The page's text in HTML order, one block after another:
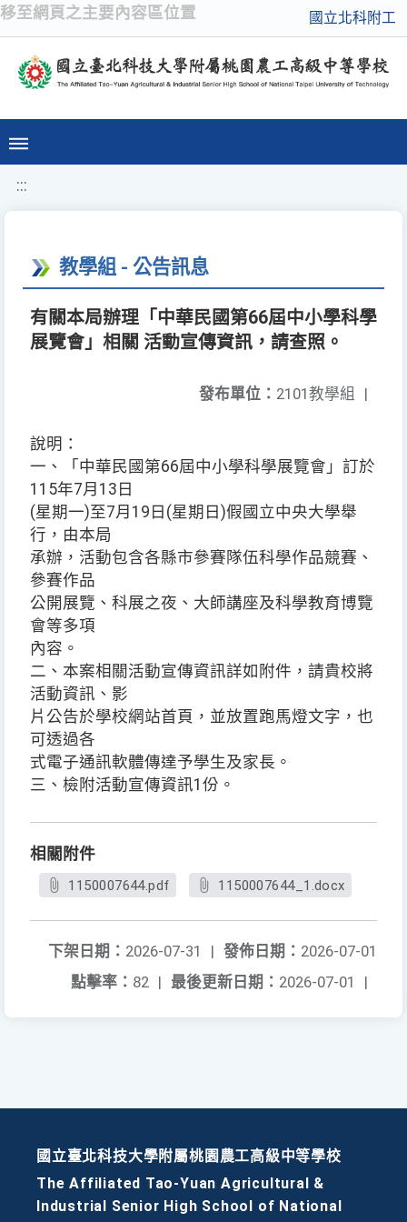
移至網頁之主要內容區位置 國立北科附工
:::
教學組 - 公告訊息
有關本局辦理「中華民國第66屆中小學科學
展覽會」相關 活動宣傳資訊，請查照。
發布單位： 2101教學組 |
說明：
一、「中華民國第66屆中小學科學展覽會」訂於
115年7月13日
(星期一)至7月19日(星期日)假國立中央大學舉
行，由本局
承辦，活動包含各縣市參賽隊伍科學作品競賽、
參賽作品
公開展覽、科展之夜、大師講座及科學教育博覽
會等多項
內容。
二、本案相關活動宣傳資訊詳如附件，請貴校將
活動資訊、影
片公告於學校網站首頁，並放置跑馬燈文字，也
可透過各
式電子通訊軟體傳達予學生及家長。
三、檢附活動宣傳資訊1份。
相關附件
1150007644.pdf 1150007644_1.docx
發佈日期： 2026-07-01
下架日期： 2026-07-31
|
最後更新日期： 2026-07-01 |
點擊率： 82 |
國立臺北科技大學附屬桃園農工高級中等學校
The Affiliated Tao-Yuan Agricultural &
Industrial Senior High School of National